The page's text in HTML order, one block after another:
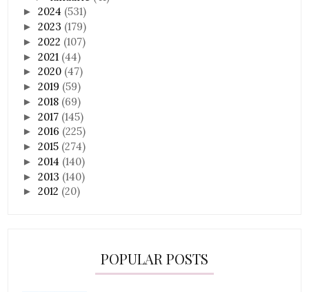
►2024 (531)
►2023 (179)
►2022 (107)
►2021 (44)
►2020 (47)
►2019 (59)
►2018 (69)
►2017 (145)
►2016 (225)
►2015 (274)
►2014 (140)
►2013 (140)
►2012 (20)
POPULAR POSTS